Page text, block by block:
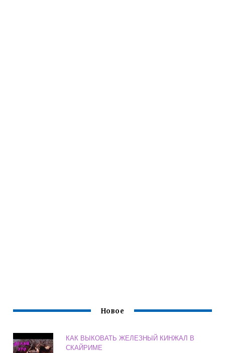
Новое
КАК ВЫКОВАТЬ ЖЕЛЕЗНЫЙ КИНЖАЛ В
СКАЙРИМЕ